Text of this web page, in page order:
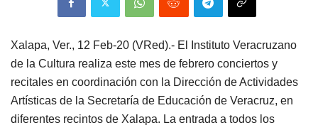
Xalapa, Ver., 12 Feb-20 (VRed).- El Instituto Veracruzano
de la Cultura realiza este mes de febrero conciertos y
recitales en coordinación con la Dirección de Actividades
Artísticas de la Secretaría de Educación de Veracruz, en
diferentes recintos de Xalapa. La entrada a todos los